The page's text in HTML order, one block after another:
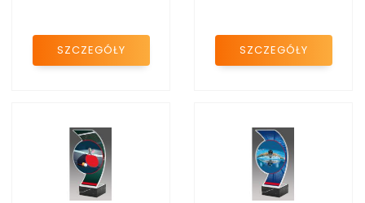
Statuetki akrylowe
dyscypliny
FIGURKI SPORTOWE
EMBLEMATY
SZCZEGÓŁY SZCZEGÓŁY